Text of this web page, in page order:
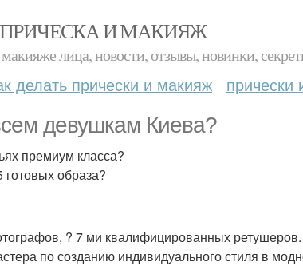
ПРИЧЕСКА И МАКИЯЖ
лица, новости, отзывы, новинки,
делать прически и макияж
девушкам Киева?
премиум класса?
готовых образа?
? 7 ми квалифицированных ретушеров.
по созданию индивидуального стиля в